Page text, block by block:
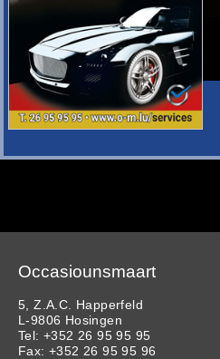
Occasiounsmaart
5, Z.A.C. Happerfeld
L-9806 Hosingen
Tel: +352 26 95 95 95
Fax: +352 26 95 95 96